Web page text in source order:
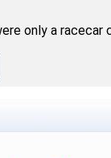
only a racecar